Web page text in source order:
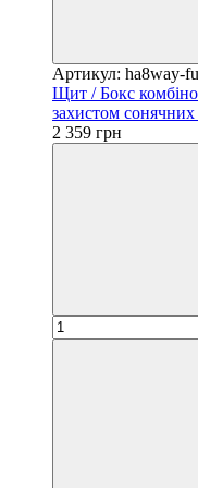
Артикул: ha8way-
Щит / Бокс
захистом
2 359 грн